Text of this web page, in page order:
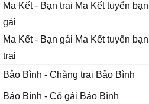
Ma Kết - Bạn trai Ma Kết tuyển bạn
gái
Ma Kết - Bạn gái Ma Kết tuyển bạn
trai
Bảo Bình - Chàng trai Bảo Bình
Bảo Bình - Cô gái Bảo Bình